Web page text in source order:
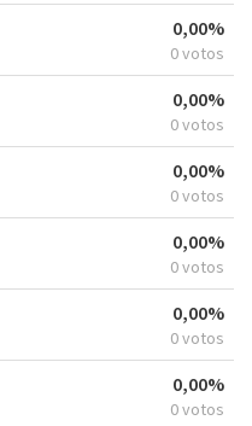
0,00%
0 votos
0,00%
0 votos
0,00%
0 votos
0,00%
0 votos
0,00%
0 votos
0,00%
0 votos